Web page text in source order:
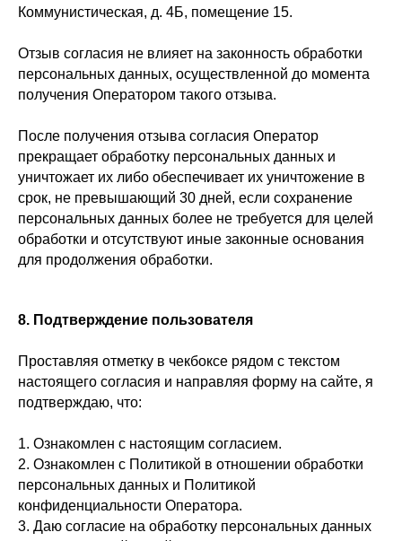
Коммунистическая, д. 4Б, помещение 15.
Отзыв согласия не влияет на законность обработки
персональных данных, осуществленной до момента
получения Оператором такого отзыва.
После получения отзыва согласия Оператор
прекращает обработку персональных данных и
уничтожает их либо обеспечивает их уничтожение в
срок, не превышающий 30 дней, если сохранение
персональных данных более не требуется для целей
обработки и отсутствуют иные законные основания
для продолжения обработки.
8. Подтверждение пользователя
Проставляя отметку в чекбоксе рядом с текстом
настоящего согласия и направляя форму на сайте, я
подтверждаю, что:
1. Ознакомлен с настоящим согласием.
2. Ознакомлен с Политикой в отношении обработки
персональных данных и Политикой
конфиденциальности Оператора.
3. Даю согласие на обработку персональных данных